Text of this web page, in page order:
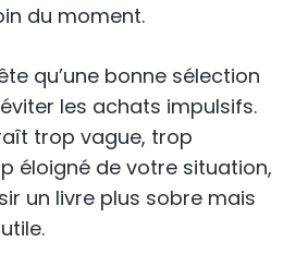
du moment.
qu’une bonne sélection
les achats impulsifs.
trop vague, trop
éloigné de votre situation,
un livre plus sobre mais